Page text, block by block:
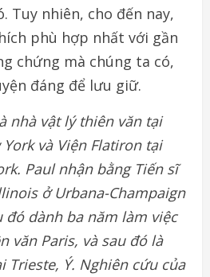
Tuy nhiên, cho đến nay,
phù hợp nhất với gần
chứng mà chúng ta có,
đáng để lưu giữ.
nhà vật lý thiên văn tại
và Viện Flatiron tại
Paul nhận bằng Tiến sĩ
ở Urbana-Champaign
đó dành ba năm làm việc
văn Paris, và sau đó là
Trieste, Ý. Nghiên cứu của